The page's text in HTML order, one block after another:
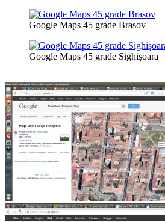
Google Maps 45 grade Brasov
Google Maps 45 grade Sighișoara
Google Maps 45 grade meniul